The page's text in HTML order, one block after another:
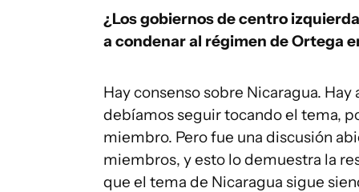
¿Los gobiernos de centro
a condenar al régimen de Ortega
Hay consenso sobre Nicaragua.
debíamos seguir tocando el tema,
miembro. Pero fue una discusión
miembros, y esto lo demuestra la
que el tema de Nicaragua sigue